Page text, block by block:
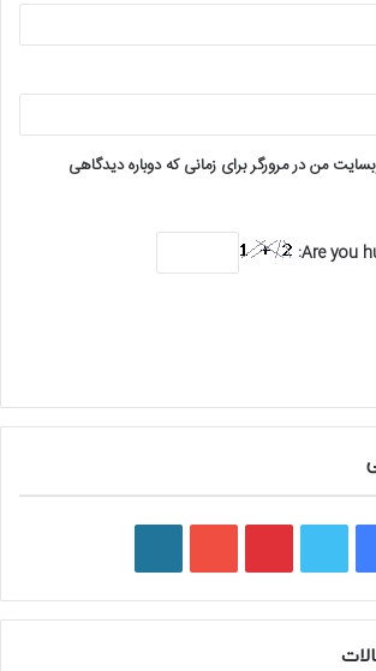
من در مرورگر برای زمانی که دوباره دیدگاهی
Are you
ی
س
و
ی
و
ر